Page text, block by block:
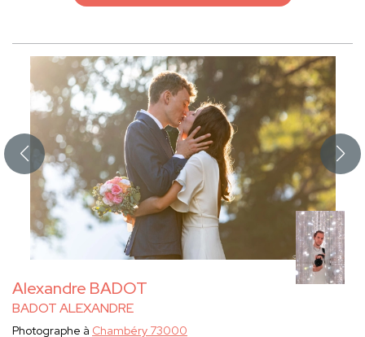
Alexandre BADOT
BADOT ALEXANDRE
Photographe à Chambéry 73000